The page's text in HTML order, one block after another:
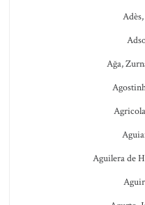
Ağa,
Aguilera de